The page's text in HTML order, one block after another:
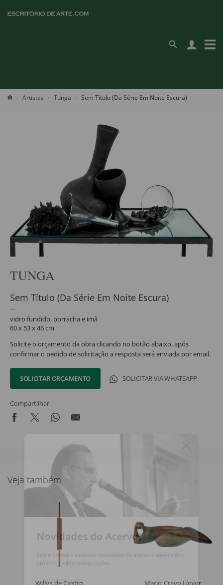
Artistas Tunga Sem Título (Da Série Em Noite Escura)
TUNGA
Sem Título (Da Série Em Noite Escura)
vidro fundido, borracha e imã
60 x 53 x 46 cm
Solicite o orçamento da obra clicando no botão abaixo, após
confirmar o pedido de solicitação a resposta será enviada por email.
SOLICITAR ORÇAMENTO SOLICITAR VIA WHATSAPP
Compartilhar
Veja também
Willys de Castro
Mario Cravo Júnior
Novidades do Acervo!
Seja o primeiro a receber novidades do acervo e agenda dos
próximos leilões e exposições.